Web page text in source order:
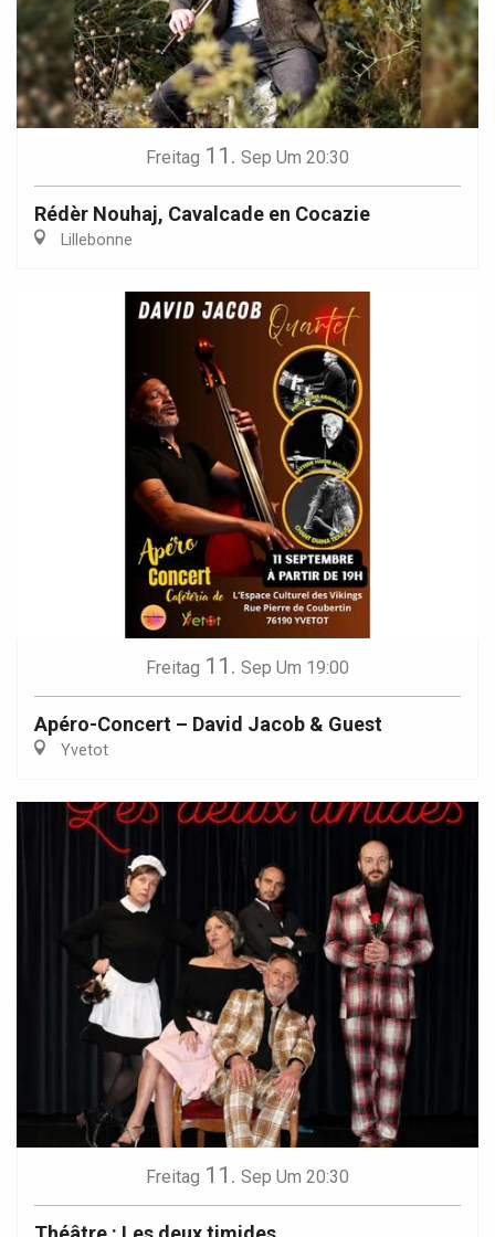
Freitag 11. Sep Um 20:30
Rédèr Nouhaj, Cavalcade en Cocazie
Lillebonne
Freitag 11. Sep Um 19:00
Apéro-Concert – David Jacob & Guest
Yvetot
Freitag 11. Sep Um 20:30